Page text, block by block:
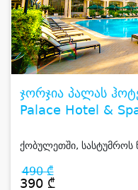
ჯორჯია პალას
Palace Hotel &
ქობულეთში, სასტუმროს
490 ₾
390 ₾